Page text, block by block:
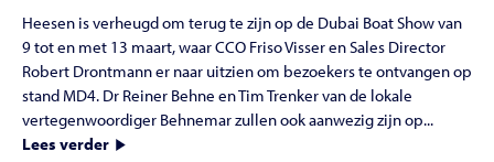
Heesen is verheugd om terug te zijn op de Dubai Boat Show van
9 tot en met 13 maart, waar CCO Friso Visser en Sales Director
Robert Drontmann er naar uitzien om bezoekers te ontvangen op
stand MD4. Dr Reiner Behne en Tim Trenker van de lokale
vertegenwoordiger Behnemar zullen ook aanwezig zijn op...
Lees verder